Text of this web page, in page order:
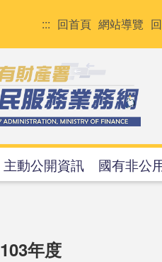
::: 回首頁 網站導覽
主動公開資訊 國有非公
103年度